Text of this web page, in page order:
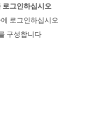
로그인하십시오
로그인하십시오
구성합니다